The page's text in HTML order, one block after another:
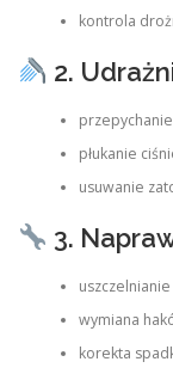
kontrola
2.
płukanie
usuwanie
3.
wymiana
korekta